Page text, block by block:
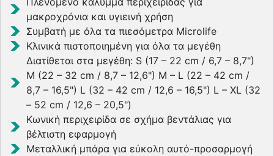
μακροχρόνια και υγιεινή χρήση
Συμβατή με όλα τα πιεσόμετρα Microlife
Κλινικά πιστοποιημένη για όλα τα μεγέθη
Διατίθεται στα μεγέθη: S (17 – 22 cm / 6,7 – 8,7")
M (22 – 32 cm / 8,7 – 12,6") M – L (22 – 42 cm /
8,7 – 16,5") L (32 – 42 cm / 12,6 – 16,5") L – XL (32
– 52 cm / 12,6 – 20,5")
Κωνική περιχειρίδα σε σχήμα βεντάλιας για
βέλτιστη εφαρμογή
Μεταλλική μπάρα για εύκολη αυτό-προσαρμογή